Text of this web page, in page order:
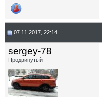
07.11.2017, 22:14
sergey-78
Продвинутый